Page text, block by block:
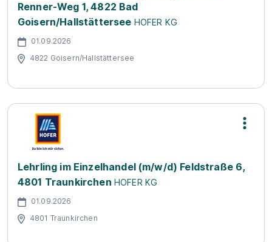
Renner-Weg 1, 4822 Bad
Goisern/Hallstättersee HOFER KG
01.09.2026
4822 Goisern/Hallstättersee
Lehrling im Einzelhandel (m/w/d) Feldstraße 6,
4801 Traunkirchen HOFER KG
01.09.2026
4801 Traunkirchen